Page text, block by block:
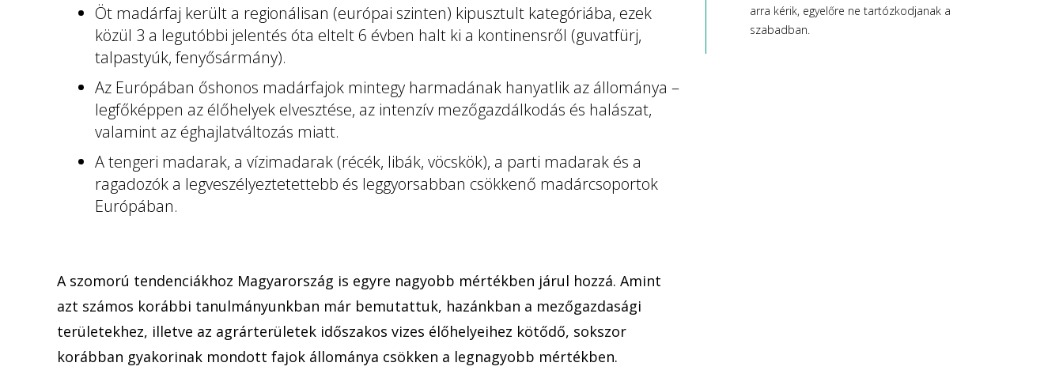
Öt madárfaj került a regionálisan (európai szinten) kipusztult kategóriába, ezek
közül 3 a legutóbbi jelentés óta eltelt 6 évben halt ki a kontinensről (guvatfürj,
talpastyúk, fenyősármány).
Az Európában őshonos madárfajok mintegy harmadának hanyatlik az állománya –
legfőképpen az élőhelyek elvesztése, az intenzív mezőgazdálkodás és halászat,
valamint az éghajlatváltozás miatt.
A tengeri madarak, a vízimadarak (récék, libák, vöcskök), a parti madarak és a
ragadozók a legveszélyeztetettebb és leggyorsabban csökkenő madárcsoportok
Európában.
A szomorú tendenciákhoz Magyarország is egyre nagyobb mértékben járul hozzá. Amint
azt számos korábbi tanulmányunkban már bemutattuk, hazánkban a mezőgazdasági
területekhez, illetve az agrárterületek időszakos vizes élőhelyeihez kötődő, sokszor
korábban gyakorinak mondott fajok állománya csökken a legnagyobb mértékben.
arra kérik, egyelőre ne tartózkodjanak a
szabadban.